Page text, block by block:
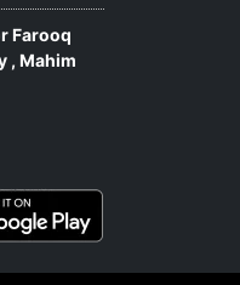
Farooq
, Mahim